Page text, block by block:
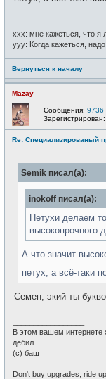
xxx: мне кажеться, что я
yyy: Когда кажеться,
Вернуться к началу
Mazay
Сообщения: 9736
Зарегистрирован:
Re: Специализированый
Semik писал(а):
inokoff писал(а):
Петухи делаем
высокопрочного
А что значит
петух, а всё-таки
Семен, экий ты
В этом вашем интернете
дебил
(c) баш
Don't buy upgrades, ride